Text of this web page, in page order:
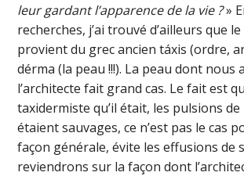
leur gardant l’apparence de la vie ?»
recherches, j’ai trouvé d’ailleurs que
provient du grec ancien táxis (ordre,
dérma (la peau !!!). La peau dont nous
l’architecte fait grand cas. Le fait est
taxidermiste qu’il était, les pulsions
étaient sauvages, ce n’est pas le cas
façon générale, évite les effusions de
reviendrons sur la façon dont